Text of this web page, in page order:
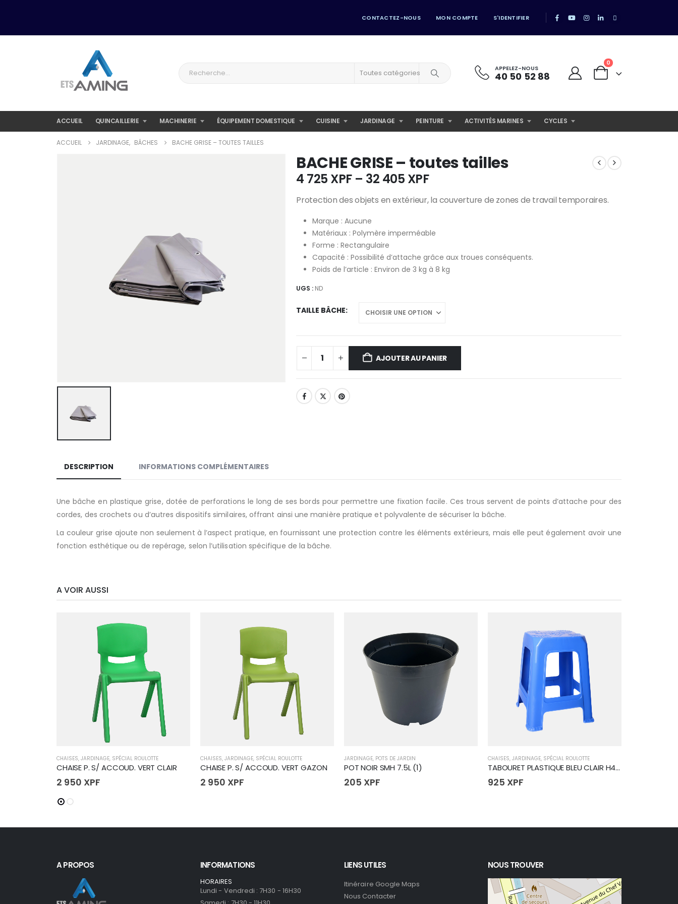
CONTACTEZ-NOUS MON COMPTE S'IDENTIFIER
Toutes catégories APPELEZ-NOUS
40 50 52 88
0
ACCUEIL QUINCAILLERIE MACHINERIE ÉQUIPEMENT DOMESTIQUE CUISINE JARDINAGE PEINTURE ACTIVITÉS MARINES CYCLES
ACCUEIL JARDINAGE, BÂCHES BACHE GRISE – TOUTES TAILLES
BACHE GRISE – toutes tailles
4 725 XPF – 32 405 XPFPrice
4
through
32
405 XPF
Protection des objets en extérieur, la couverture de zones de travail temporaires.
Marque : Aucune
Matériaux : Polymère imperméable
Forme : Rectangulaire
Capacité : Possibilité d’attache grâce aux troues conséquents.
Poids de l’article : Environ de 3 kg à 8 kg
UGS : ND
TAILLE BÂCHE
AJOUTER AU PANIER
DESCRIPTION INFORMATIONS COMPLÉMENTAIRES
Une bâche en plastique grise, dotée de perforations le long de ses bords pour permettre une fixation facile. Ces trous servent de points d’attache pour des
cordes, des crochets ou d’autres dispositifs similaires, offrant ainsi une manière pratique et polyvalente de sécuriser la bâche.
La couleur grise ajoute non seulement à l’aspect pratique, en fournissant une protection contre les éléments extérieurs, mais elle peut également avoir une
fonction esthétique ou de repérage, selon l’utilisation spécifique de la bâche.
A VOIR AUSSI
CHAISES, JARDINAGE, SPÉCIAL ROULOTTE
CHAISE P. S/ ACCOUD. VERT CLAIR
2 950 XPF
CHAISES, JARDINAGE, SPÉCIAL ROULOTTE
CHAISE P. S/ ACCOUD. VERT GAZON
2 950 XPF
JARDINAGE, POTS DE JARDIN
POT NOIR SMH 7.5L (1)
205 XPF
CHAISES, JARDINAGE, SPÉCIAL ROULOTTE
TABOURET PLASTIQUE BLEU CLAIR H48CM
925 XPF
A PROPOS INFORMATIONS
HORAIRES
Lundi - Vendredi : 7H30 - 16H30
LIENS UTILES
Itinéraire Google Maps
Nous Contacter
NOUS TROUVER